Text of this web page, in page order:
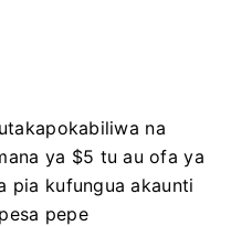
na
ya $5 tu au ofa ya
pia kufungua akaunti
pepe